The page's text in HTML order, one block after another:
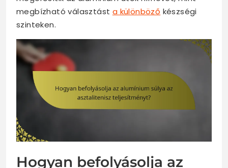
megbízható választást a különböző készségi
szinteken.
Hogyan befolyásolja az